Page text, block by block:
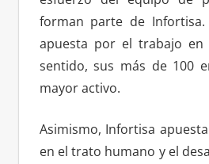
forman parte de
apuesta por el trabajo en
sentido, sus más de 100
mayor activo.
Asimismo, Infortisa
en el trato humano y el